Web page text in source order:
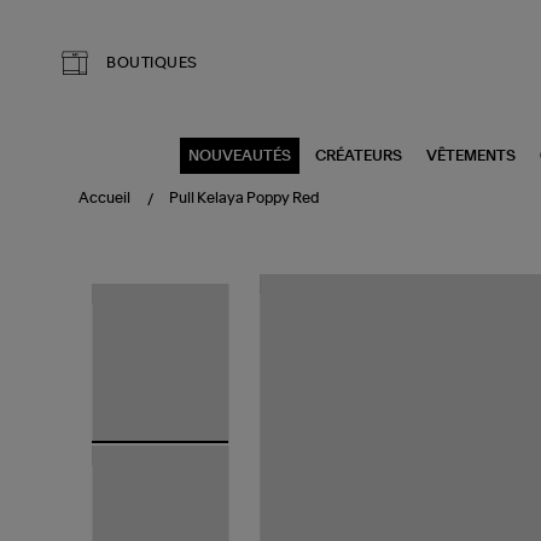
BOUTIQUES
NOUVEAUTÉS CRÉATEURS VÊTEMENTS
Accueil Pull Kelaya Poppy Red